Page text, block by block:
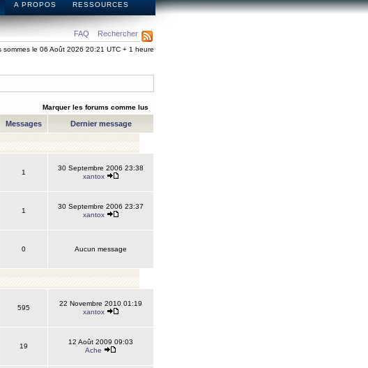
A PROPOS RESSOURCES
FAQ Rechercher
sommes le 06 Août 2026 20:21 UTC + 1 heure
Marquer les forums comme lus
Messages Dernier message
1
30 Septembre 2006 23:38
xantox
1
30 Septembre 2006 23:37
xantox
0 Aucun message
595
22 Novembre 2010 01:19
xantox
19
12 Août 2009 09:03
Ache